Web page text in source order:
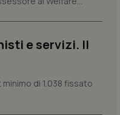
e servizi. Il
di 1.038 fissato
senza questi cookie.
a varie politiche e
privacy, garantendo che le loro